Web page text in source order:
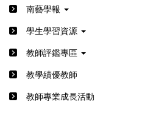
南藝學報
學生學習資源
教師評鑑專區
教學績優教師
教師專業成長活動